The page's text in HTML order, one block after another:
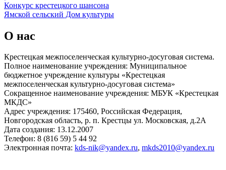
Конкурс крестецкого шансона
Ямской сельский Дом культуры
О нас
Крестецкая межпоселенческая культурно-досуговая система.
Полное наименование учреждения: Муниципальное
бюджетное учреждение культуры «Крестецкая
межпоселенческая культурно-досуговая система»
Сокращенное наименование учреждения: МБУК «Крестецкая
МКДС»
Адрес учреждения: 175460, Российская Федерация,
Новгородская область, р. п. Крестцы ул. Московская, д.2А
Дата создания: 13.12.2007
Телефон: 8 (816 59) 5 44 92
Электронная почта: kds-nik@yandex.ru, mkds2010@yandex.ru